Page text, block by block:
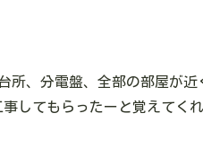
所、分電盤、全部の部屋が近
してもらったーと覚えてく